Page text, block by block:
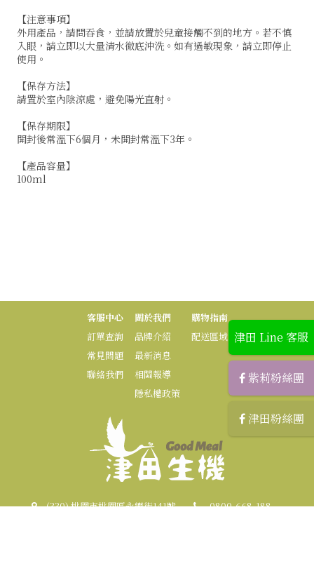
【注意事項】
外用產品，請問吞食，並請放置於兒童接觸不到的地方。若不慎
入眼，請立即以大量清水徹底沖洗。如有過敏現象，請立即停止
使用。
【保存方法】
請置於室內陰涼處，避免陽光直射。
【保存期限】
開封後常溫下6個月，未開封常溫下3年。
【產品容量】
100ml
津田 Line 客服
紫莉粉絲團
津田粉絲團
客服中心
訂單查詢
常見問題
聯絡我們
關於我們
品牌介紹
最新消息
相關報導
隱私權政策
購物指南
配送區域
(330) 桃園市桃園區永樂街141號
0800-668-188